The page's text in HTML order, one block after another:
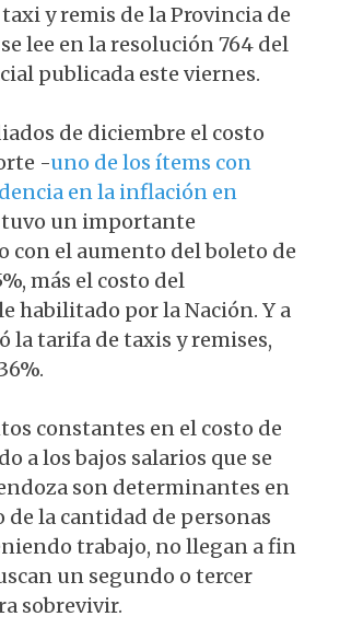
y remis de la Provincia de
lee en la resolución 764 del
publicada este viernes.
de diciembre el costo
-uno de los ítems con
en la inflación en
un importante
con el aumento del boleto de
más el costo del
habilitado por la Nación. Y a
la tarifa de taxis y remises,
constantes en el costo de
a los bajos salarios que se
son determinantes en
de la cantidad de personas
trabajo, no llegan a fin
un segundo o tercer
sobrevivir.